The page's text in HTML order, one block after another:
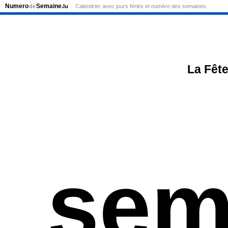
La
NumerodeSemaine.lu Calendrier avec jours fériés et numéro des semaines